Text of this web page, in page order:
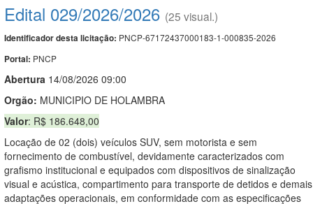
Edital 029/2026/2026 (25 visual.)
Identificador desta licitação: PNCP-67172437000183-1-000835-2026
Portal: PNCP
Abertura 14/08/2026 09:00
Orgão: MUNICIPIO DE HOLAMBRA
Valor: R$ 186.648,00
Locação de 02 (dois) veículos SUV, sem motorista e sem
fornecimento de combustível, devidamente caracterizados com
grafismo institucional e equipados com dispositivos de sinalização
visual e acústica, compartimento para transporte de detidos e demais
adaptações operacionais, em conformidade com as especificações